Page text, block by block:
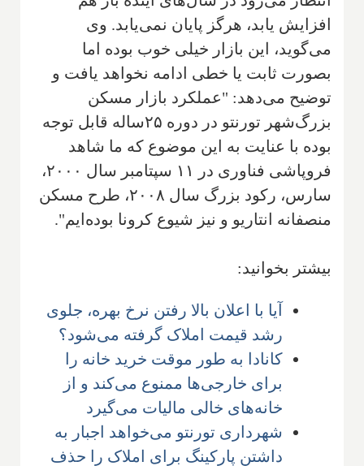
افزایش یابد، هرگز پایان نمی‌یابد. وی
می‌گوید، این بازار خیلی خوب بوده اما
بصورت ثابت یا خطی ادامه نخواهد یافت و
توضیح می‌دهد: "عملکرد بازار مسکن
بزرگ‌شهر تورنتو در دوره ۲۵ساله قابل توجه
بوده با عنایت به این موضوع که ما شاهد
فروپاشی فناوری در ۱۱ سپتامبر سال ۲۰۰۰،
سارس، رکود بزرگ سال ۲۰۰۸، طرح مسکن
منصفانه انتاریو و نیز شیوع کرونا بوده‌ایم".
بیشتر بخوانید:
آیا با اعلان بالا رفتن نرخ بهره، جلوی
رشد قیمت املاک گرفته می‌شود؟
کانادا به طور موقت خرید خانه‌ را
برای خارجی‌ها ممنوع می‌کند و از
خانه‌های خالی مالیات می‌گیرد
شهرداری تورنتو می‌خواهد اجبار به
داشتن پارکینگ برای املاک را حذف